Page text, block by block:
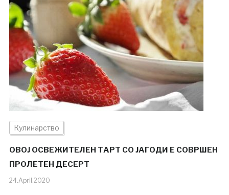
Кулинарство
ОВОЈ ОСВЕЖИТЕЛЕН ТАРТ СО ЈАГОДИ Е СОВРШЕН
ПРОЛЕТЕН ДЕСЕРТ
24.April.2020